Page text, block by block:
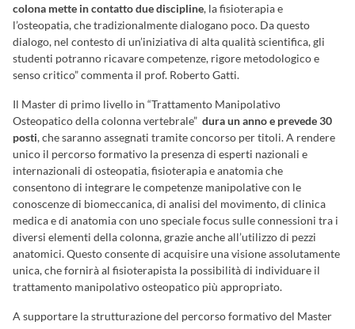
colona mette in contatto due discipline, la fisioterapia e
l’osteopatia, che tradizionalmente dialogano poco. Da questo
dialogo, nel contesto di un’iniziativa di alta qualità scientifica, gli
studenti potranno ricavare competenze, rigore metodologico e
senso critico” commenta il prof. Roberto Gatti.
Il Master di primo livello in “Trattamento Manipolativo
Osteopatico della colonna vertebrale” dura un anno e prevede 30
posti, che saranno assegnati tramite concorso per titoli. A rendere
unico il percorso formativo la presenza di esperti nazionali e
internazionali di osteopatia, fisioterapia e anatomia che
consentono di integrare le competenze manipolative con le
conoscenze di biomeccanica, di analisi del movimento, di clinica
medica e di anatomia con uno speciale focus sulle connessioni tra i
diversi elementi della colonna, grazie anche all’utilizzo di pezzi
anatomici. Questo consente di acquisire una visione assolutamente
unica, che fornirà al fisioterapista la possibilità di individuare il
trattamento manipolativo osteopatico più appropriato.
A supportare la strutturazione del percorso formativo del Master